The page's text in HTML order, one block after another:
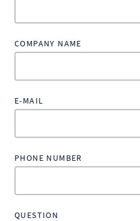
COMPANY NAME
E-MAIL
PHONE NUMBER
QUESTION